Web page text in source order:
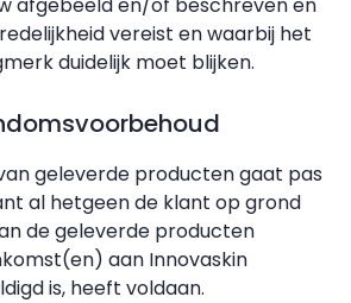
vereist en waarbij het
duidelijk moet blijken.
geleverde producten gaat pas
al hetgeen de klant op grond
de geleverde producten
aan Innovaskin
is, heeft voldaan.